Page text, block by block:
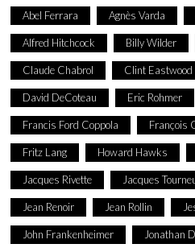
Abel Ferrara Agnès Varda
Alfred Hitchcock Billy Wilder
Claude Chabrol Clint Eastwood
David DeCoteau Eric Rohmer
Francis Ford Coppola François
Fritz Lang Howard Hawks
Jacques Rivette Jacques
Jean Renoir Jean Rollin
John Frankenheimer Jonathan